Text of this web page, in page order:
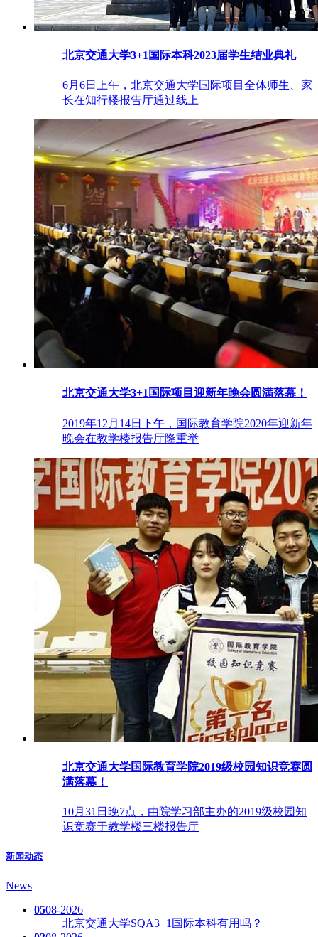
北京交通大学3+1国际本科2023届学生结业典礼
6月6日上午，北京交通大学国际项目全体师生、家
长在知行楼报告厅通过线上
北京交通大学3+1国际项目迎新年晚会圆满落幕！
2019年12月14日下午，国际教育学院2020年迎新年
晚会在教学楼报告厅隆重举
北京交通大学国际教育学院2019级校园知识竞赛圆
满落幕！
10月31日晚7点，由院学习部主办的2019级校园知
识竞赛于教学楼三楼报告厅
新闻动态
News
0508-2026
北京交通大学SQA3+1国际本科有用吗？